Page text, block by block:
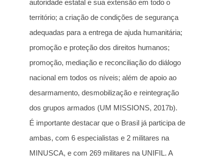
autoridade estatal e sua extensão em todo o
território; a criação de condições de segurança
adequadas para a entrega de ajuda humanitária;
promoção e proteção dos direitos humanos;
promoção, mediação e reconciliação do diálogo
nacional em todos os níveis; além de apoio ao
desarmamento, desmobilização e reintegração
dos grupos armados (UM MISSIONS, 2017b).
É importante destacar que o Brasil já participa de
ambas, com 6 especialistas e 2 militares na
MINUSCA, e com 269 militares na UNIFIL. A